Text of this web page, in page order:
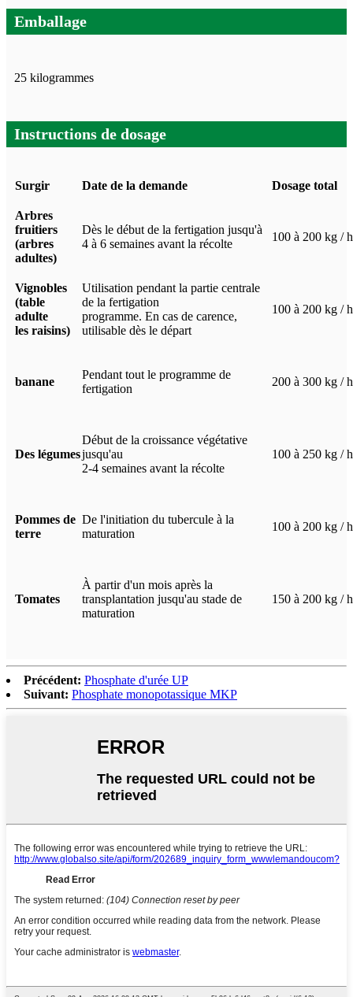
Emballage
25 kilogrammes
Instructions de dosage
Surgir Date de la demande Dosage total
Arbres
fruitiers
(arbres
adultes)
Dès le début de la fertigation jusqu'à
4 à 6 semaines avant la récolte
100 à 200 kg /
Vignobles
(table
adulte
les raisins)
Utilisation pendant la partie centrale
de la fertigation
programme. En cas de carence,
utilisable dès le départ
100 à 200 kg /
banane
Pendant tout le programme de
fertigation
200 à 300 kg /
Des légumes
Début de la croissance végétative
jusqu'au
2-4 semaines avant la récolte
100 à 250 kg /
Pommes de
terre
De l'initiation du tubercule à la
maturation
100 à 200 kg /
Tomates
À partir d'un mois après la
transplantation jusqu'au stade de
maturation
150 à 200 kg /
Précédent: Phosphate d'urée UP
Suivant: Phosphate monopotassique MKP